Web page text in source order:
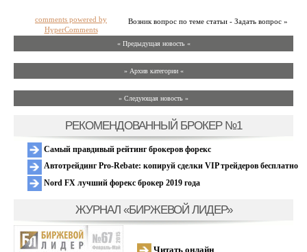
Возник вопрос по теме статьи - Задать вопрос »
comments powered by
HyperComments
« Предыдущая новость «
» Архив категории «
» Следующая новость »
РЕКОМЕНДОВАННЫЙ БРОКЕР №1
Самый правдивый рейтинг брокеров форекс
Автотрейдинг Pro-Rebate: копируй сделки VIP трейдеров бесплатно
Nord FX лучший форекс брокер 2019 года
ЖУРНАЛ «БИРЖЕВОЙ ЛИДЕР»
Читать онлайн